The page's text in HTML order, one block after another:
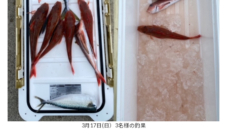
3月17日(日）3名様の釣果